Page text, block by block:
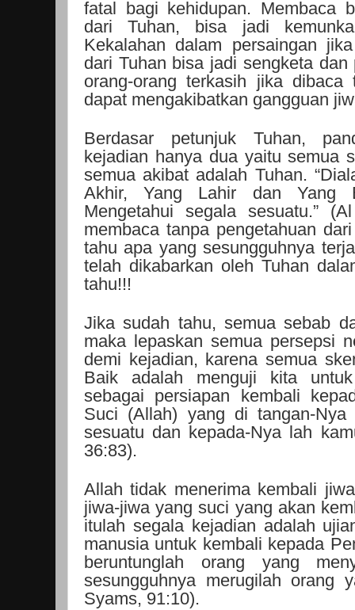
fatal bagi kehidupan. Membaca
dari Tuhan, bisa jadi
Kekalahan dalam persaingan
dari Tuhan bisa jadi sengketa dan
orang-orang terkasih jika dibaca
dapat mengakibatkan gangguan
Berdasar petunjuk Tuhan,
kejadian hanya dua yaitu semua
semua akibat adalah Tuhan.
Akhir, Yang Lahir dan Yang
Mengetahui segala sesuatu.”
membaca tanpa pengetahuan
tahu apa yang sesungguhnya
telah dikabarkan oleh Tuhan
tahu!!!
Jika sudah tahu, semua sebab
maka lepaskan semua persepsi
demi kejadian, karena semua
Baik adalah menguji kita
sebagai persiapan kembali
Suci (Allah) yang di tangan-Nya
sesuatu dan kepada-Nya lah
36:83).
Allah tidak menerima kembali
jiwa-jiwa yang suci yang akan
itulah segala kejadian adalah
manusia untuk kembali kepada
beruntunglah orang yang
sesungguhnya merugilah orang
Syams, 91:10).